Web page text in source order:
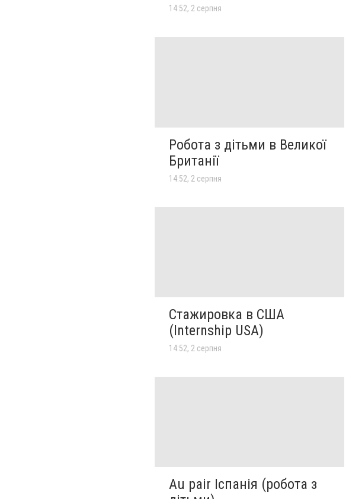
14:52, 2 серпня
Робота з дітьми в Великої
Британії
14:52, 2 серпня
Стажировка в США
(Internship USA)
14:52, 2 серпня
Au pair Іспанія (робота з